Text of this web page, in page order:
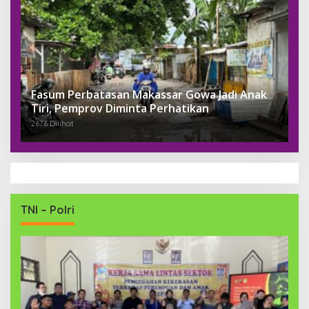
Fasum Perbatasan Makassar Gowa Jadi Anak
Tiri, Pemprov Diminta Perhatikan
2676 Dilihat
TNI – Polri